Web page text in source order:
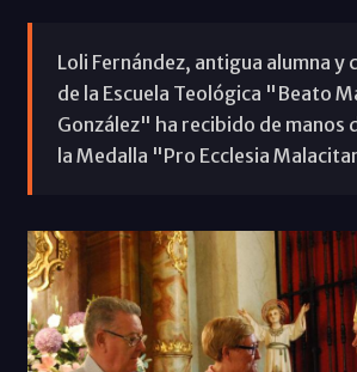
Loli Fernández, antigua alumna y
de la Escuela Teológica "Beato
González" ha recibido de manos
la Medalla "Pro Ecclesia